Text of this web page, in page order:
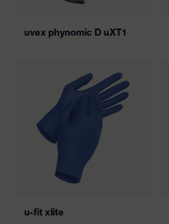
uvex phynomic D uXT1
u-fit xlite